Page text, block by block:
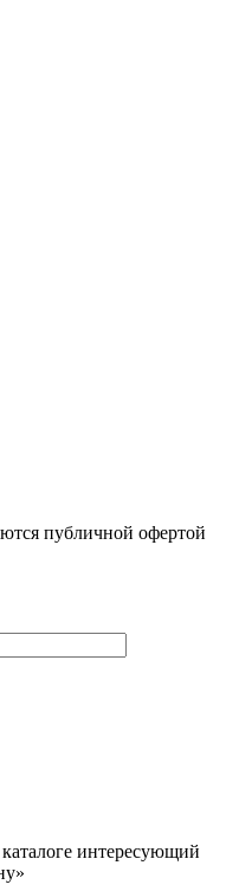
публичной офертой
интересующий